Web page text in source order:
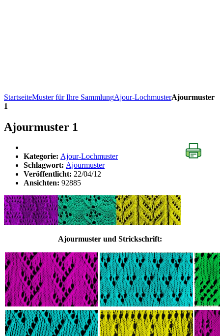
StartseiteMuster für Ihre SammlungAjour-LochmusterAjourmuster
1
Ajourmuster 1
Kategorie: Ajour-Lochmuster
Schlagwort: Ajourmuster
Veröffentlicht: 22/04/12
Ansichten: 92885
Ajourmuster und Strickschrift: